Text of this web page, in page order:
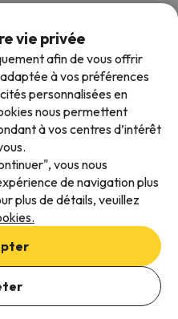
vie privée
afin de vous offrir
à vos préférences
personnalisées en
nous permettent
à vos centres d’intérêt
vous nous
de navigation plus
plus de détails, veuillez